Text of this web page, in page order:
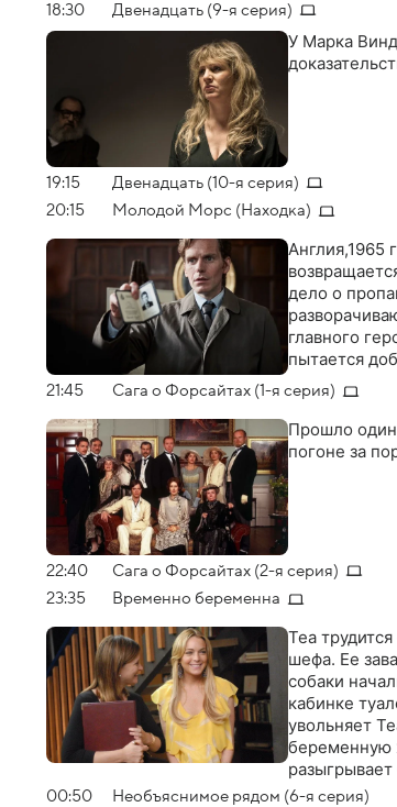
18:30 Двенадцать (9-я серия)
У Марка
19:15
Двенадцать (10-я серия)
20:15
Молодой Морс (Находка)
Англия,1965
дело о
главного
пытается
21:45 Сага о Форсайтах (1-я серия)
Прошло
погоне за
22:40
Сага о Форсайтах (2-я серия)
23:35
Временно беременна
Теа
шефа. Ее
собаки
кабинке
увольняет
беременную
насколько
00:50 Необъяснимое рядом (6-я серия)